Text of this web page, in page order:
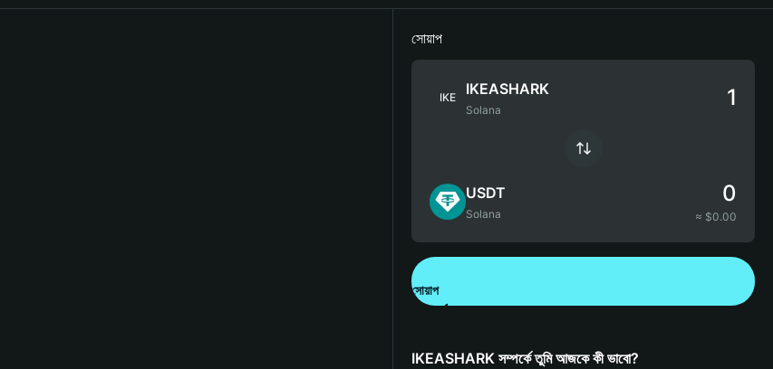
সোয়াপ
IKE IKEASHARK
Solana
USDT
Solana
0
≈ $0.00
সোয়াপ
IKEASHARK সম্পর্কে তুমি আজকে কী ভাবো?